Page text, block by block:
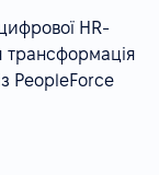
HR-
трансформація
PeopleForce